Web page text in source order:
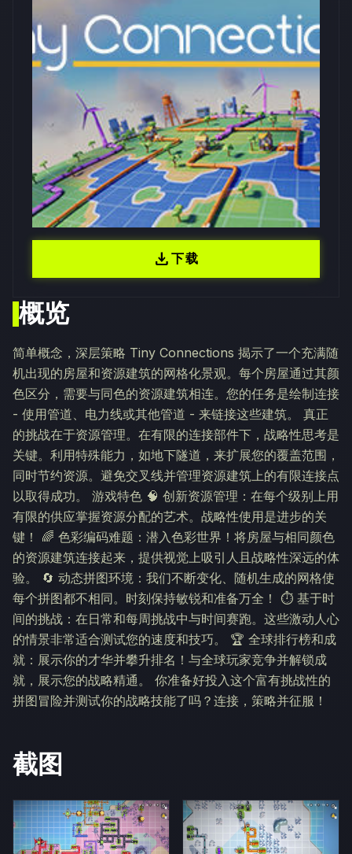
概览
简单概念，深层策略 Tiny Connections 揭示了一个充满随
机出现的房屋和资源建筑的网格化景观。每个房屋通过其颜
色区分，需要与同色的资源建筑相连。您的任务是绘制连接
- 使用管道、电力线或其他管道 - 来链接这些建筑。 真正
的挑战在于资源管理。在有限的连接部件下，战略性思考是
关键。利用特殊能力，如地下隧道，来扩展您的覆盖范围，
同时节约资源。避免交叉线并管理资源建筑上的有限连接点
以取得成功。 游戏特色 🧠 创新资源管理：在每个级别上用
有限的供应掌握资源分配的艺术。战略性使用是进步的关
键！ 🌈 色彩编码难题：潜入色彩世界！将房屋与相同颜色
的资源建筑连接起来，提供视觉上吸引人且战略性深远的体
验。 🔄 动态拼图环境：我们不断变化、随机生成的网格使
每个拼图都不相同。时刻保持敏锐和准备万全！ ⏱ 基于时
间的挑战：在日常和每周挑战中与时间赛跑。这些激动人心
的情景非常适合测试您的速度和技巧。 🏆 全球排行榜和成
就：展示你的才华并攀升排名！与全球玩家竞争并解锁成
就，展示您的战略精通。 你准备好投入这个富有挑战性的
拼图冒险并测试你的战略技能了吗？连接，策略并征服！
截图
download下载